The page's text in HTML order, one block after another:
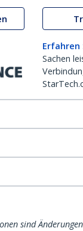
Erfahren
Sachen
sind